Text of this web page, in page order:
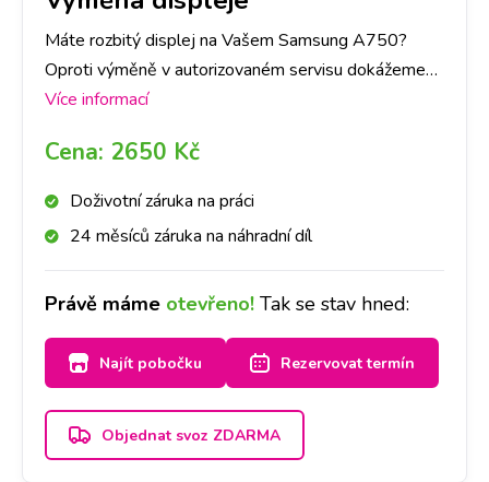
Máte rozbitý displej na Vašem Samsung A750?
Oproti výměně v autorizovaném servisu dokážeme
zaručit expresní provedení výměny a následnou
Více informací
Cena: 2650 Kč
Doživotní záruka na práci
24 měsíců záruka na náhradní díl
Právě máme otevřeno! Tak se stav hned:
Najít pobočku Rezervovat termín
Objednat svoz ZDARMA